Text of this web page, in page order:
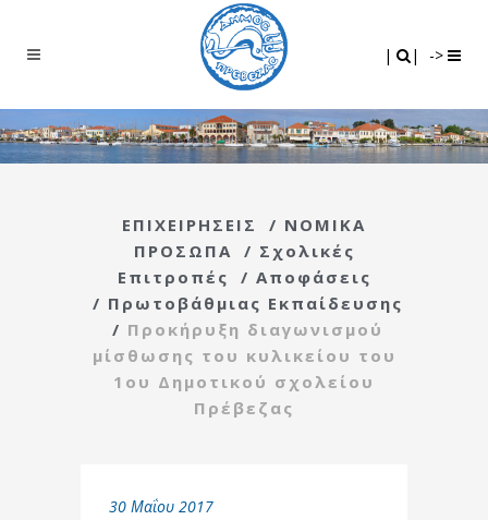
| | ->
ΕΠΙΧΕΙΡΗΣΕΙΣ / ΝΟΜΙΚΑ
ΠΡΟΣΩΠΑ
/ Σχολικές
Επιτροπές
/ Αποφάσεις
/ Πρωτοβάθμιας Εκπαίδευσης
/ Προκήρυξη διαγωνισμού
μίσθωσης του κυλικείου του
1ου Δημοτικού σχολείου
Πρέβεζας
30 Μαΐου 2017